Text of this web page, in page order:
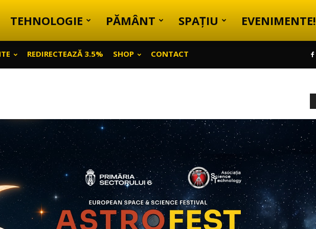
TEHNOLOGIE PĂMÂNT SPAȚIU EVENIMENTE!
REDIRECTEAZĂ 3.5% SHOP CONTACT